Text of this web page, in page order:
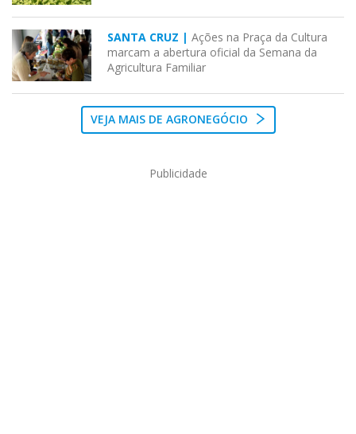
SANTA CRUZ | Ações na Praça da Cultura
marcam a abertura oficial da Semana da
Agricultura Familiar
VEJA MAIS DE AGRONEGÓCIO
Publicidade